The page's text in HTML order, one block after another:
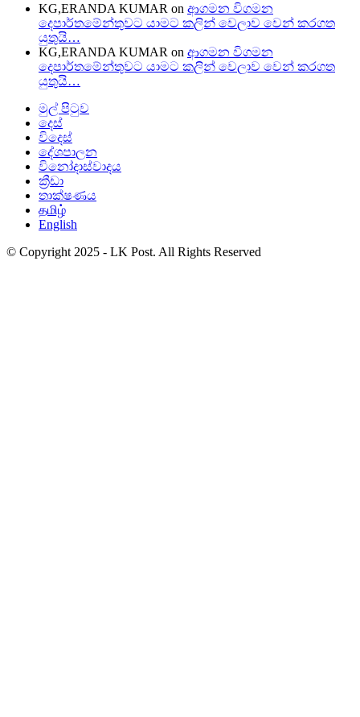
KG,ERANDA KUMAR on ආගමන විගමන
දෙපාර්තමේන්තුවට යාමට කලින් වෙලාව වෙන් කරගත
යුතුයි…
KG,ERANDA KUMAR on ආගමන විගමන
දෙපාර්තමේන්තුවට යාමට කලින් වෙලාව වෙන් කරගත
යුතුයි…
මුල් පිටුව
දෙස්
විදෙස්
දේශපාලන
විනෝදාස්වාදය
ක්‍රීඩා
තාක්ෂණය
தமிழ்
English
© Copyright 2025 - LK Post. All Rights Reserved